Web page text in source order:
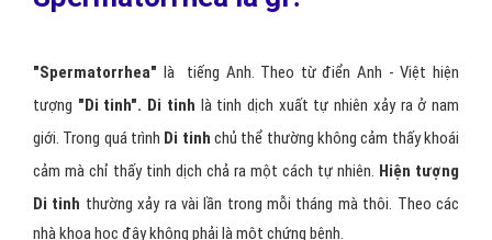
"Spermatorrhea" là tiếng Anh. Theo từ điển Anh - Việt hiện
tượng "Di tinh". Di tinh là tinh dịch xuất tự nhiên xảy ra ở nam
giới. Trong quá trình Di tinh chủ thể thường không cảm thấy khoái
cảm mà chỉ thấy tinh dịch chả ra một cách tự nhiên. Hiện tượng
Di tinh thường xảy ra vài lần trong mỗi tháng mà thôi. Theo các
nhà khoa học đây không phải là một chứng bệnh.